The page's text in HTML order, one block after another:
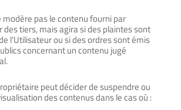
modère pas le contenu fourni par
des tiers, mais agira si des plaintes sont
l’Utilisateur ou si des ordres sont émis
concernant un contenu jugé
peut décider de suspendre ou
des contenus dans le cas où :